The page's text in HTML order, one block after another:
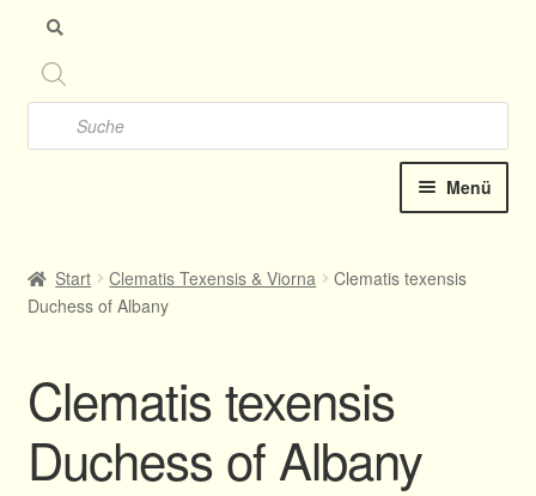
Products
search
Menü
Clematis-Shop
Start Clematis Texensis & Viorna
Clematis texensis
Duchess of Albany
Clematis texensis
Duchess of Albany